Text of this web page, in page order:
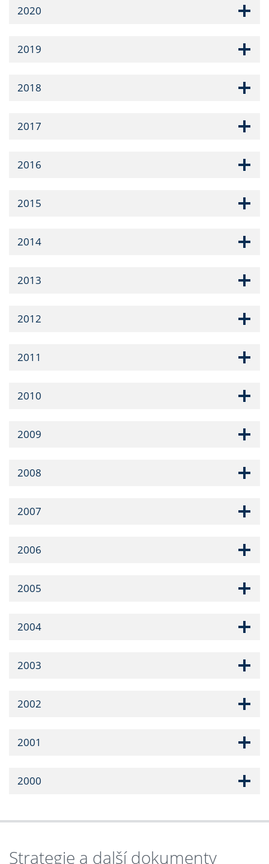
2020
2019
2018
2017
2016
2015
2014
2013
2012
2011
2010
2009
2008
2007
2006
2005
2004
2003
2002
2001
2000
Strategie a další dokumenty